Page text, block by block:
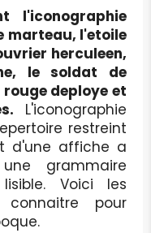
l'iconographie
marteau, l'etoile
herculeen,
le soldat de
deploye et
L'iconographie
restreint
d'une affiche a
grammaire
Voici les
pour